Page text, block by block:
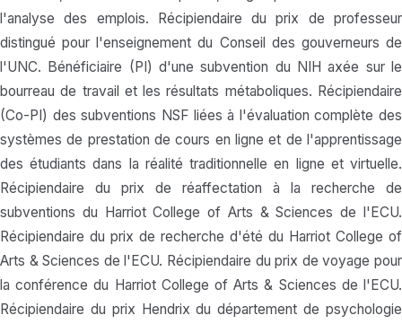
l'analyse des emplois. Récipiendaire du prix de professeur
distingué pour l'enseignement du Conseil des gouverneurs de
l'UNC. Bénéficiaire (PI) d'une subvention du NIH axée sur le
bourreau de travail et les résultats métaboliques. Récipiendaire
(Co-PI) des subventions NSF liées à l'évaluation complète des
systèmes de prestation de cours en ligne et de l'apprentissage
des étudiants dans la réalité traditionnelle en ligne et virtuelle.
Récipiendaire du prix de réaffectation à la recherche de
subventions du Harriot College of Arts & Sciences de l'ECU.
Récipiendaire du prix de recherche d'été du Harriot College of
Arts & Sciences de l'ECU. Récipiendaire du prix de voyage pour
la conférence du Harriot College of Arts & Sciences de l'ECU.
Récipiendaire du prix Hendrix du département de psychologie